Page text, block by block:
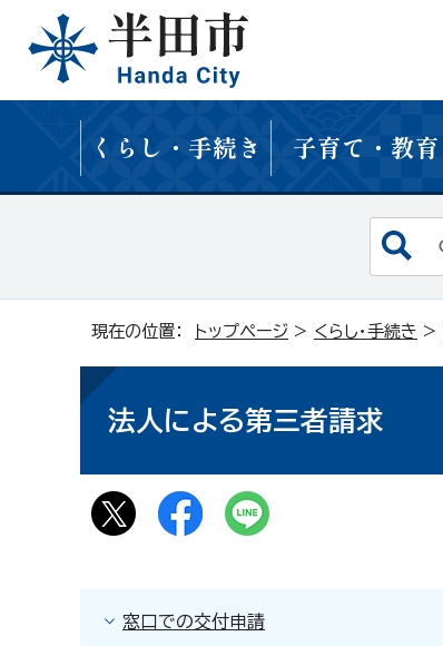
くらし・手続き 子育て・教育
現在の位置： トップページ > くらし・手続き >
法人による第三者請求
窓口での交付申請